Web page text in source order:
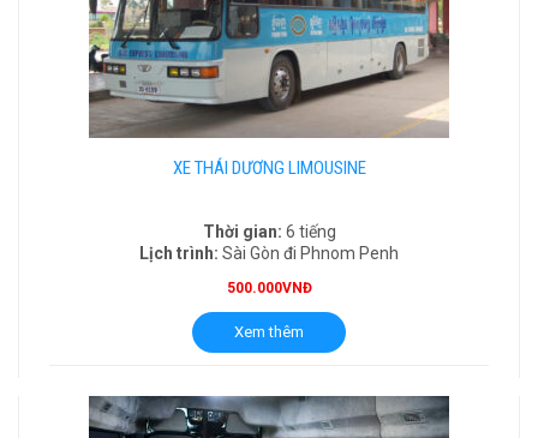
XE THÁI DƯƠNG LIMOUSINE
Thời gian: 6 tiếng
Lịch trình: Sài Gòn đi Phnom Penh
500.000VNĐ
Xem thêm